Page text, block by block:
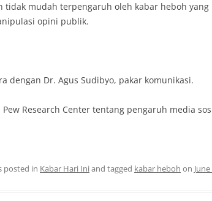
tidak mudah terpengaruh oleh kabar heboh
opini publik.
dengan Dr. Agus Sudibyo, pakar komunikasi.
Pew Research Center tentang pengaruh media
posted in Kabar Hari Iniand tagged kabar heboh on